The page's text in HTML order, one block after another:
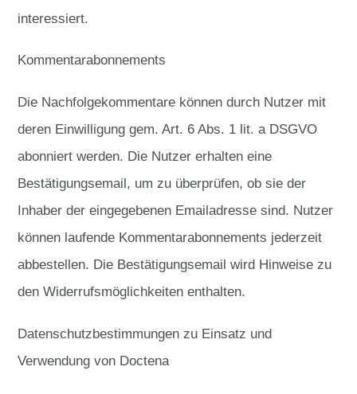
interessiert.
Kommentarabonnements
Die Nachfolgekommentare können durch Nutzer mit
deren Einwilligung gem. Art. 6 Abs. 1 lit. a DSGVO
abonniert werden. Die Nutzer erhalten eine
Bestätigungsemail, um zu überprüfen, ob sie der
Inhaber der eingegebenen Emailadresse sind. Nutzer
können laufende Kommentarabonnements jederzeit
abbestellen. Die Bestätigungsemail wird Hinweise zu
den Widerrufsmöglichkeiten enthalten.
Datenschutzbestimmungen zu Einsatz und
Verwendung von Doctena